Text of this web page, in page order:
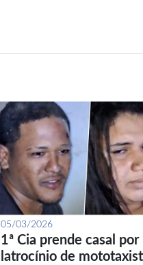
05/03/2026
1ª Cia prende casal por
latrocínio de